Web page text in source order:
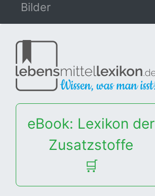
Bilder
eBook: Lexikon der
Zusatzstoffe
🛒